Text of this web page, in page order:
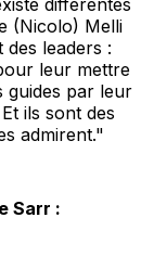
(Nicolo) Melli
leaders :
leur mettre
guides par leur
ils sont des
admirent."
Sarr :